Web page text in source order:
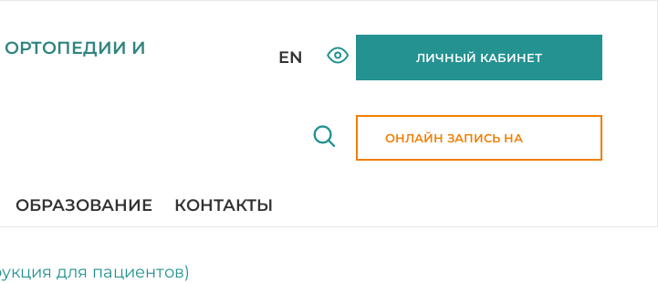
И
EN ЛИЧНЫЙ КАБИНЕТ
ОНЛАЙН ЗАПИСЬ НА
ОБРАЗОВАНИЕ КОНТАКТЫ
для пациентов)